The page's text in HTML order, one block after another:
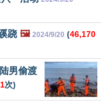
跷 🖼️ 2024/9/20 (46,170
男偷渡
次)